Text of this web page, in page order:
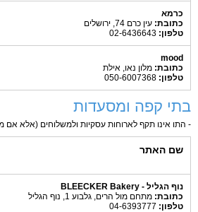
כרמא
כתובת: עין כרם 74, ירושלים
טלפון:
mood
כתובת: מלון נאו, אילת
טלפון:
בתי קפה ומסעדות
- התו אינו תקף לארוחות עסקיות ולמשלוחים (אלא אם
שם האתר
נוף הגליל - BLEECKER Bakery
כתובת: מתחם מול הרים, גלבוע 1, נוף הגליל
טלפון: